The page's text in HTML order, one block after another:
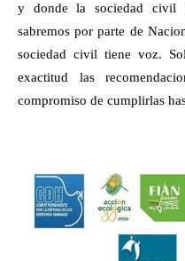
y donde la sociedad civil
sabremos por parte de
sociedad civil tiene voz.
exactitud las
compromiso de cumplirlas